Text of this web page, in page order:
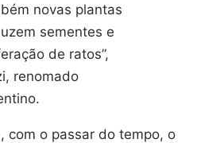
novas plantas
sementes e
de ratos”,
renomado
com o passar do tempo, o